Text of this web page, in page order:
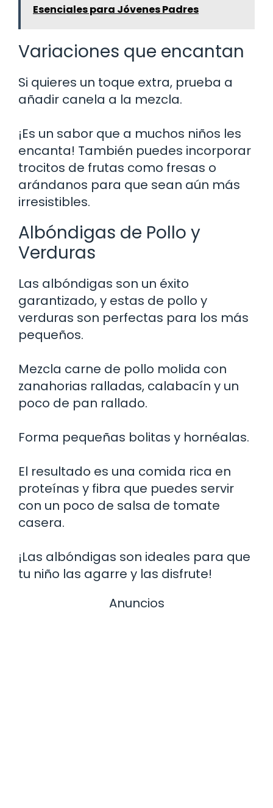
Esenciales para Jóvenes Padres
Variaciones que encantan
Si quieres un toque extra, prueba a
añadir canela a la mezcla.
¡Es un sabor que a muchos niños les
encanta! También puedes incorporar
trocitos de frutas como fresas o
arándanos para que sean aún más
irresistibles.
Albóndigas de Pollo y
Verduras
Las albóndigas son un éxito
garantizado, y estas de pollo y
verduras son perfectas para los más
pequeños.
Mezcla carne de pollo molida con
zanahorias ralladas, calabacín y un
poco de pan rallado.
Forma pequeñas bolitas y hornéalas.
El resultado es una comida rica en
proteínas y fibra que puedes servir
con un poco de salsa de tomate
casera.
¡Las albóndigas son ideales para que
tu niño las agarre y las disfrute!
Anuncios